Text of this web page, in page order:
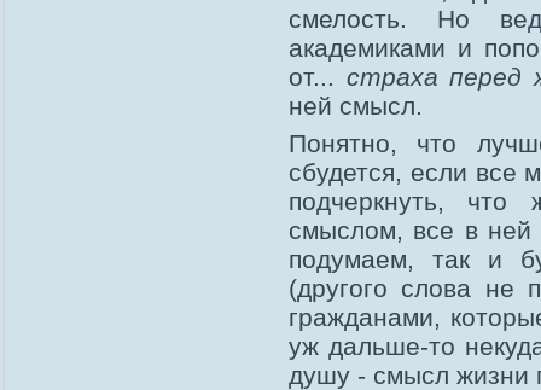
смелость. Но
академиками и
от... страха перед
ней смысл.
Понятно, что
сбудется, если все
подчеркнуть, что
смыслом, все в ней
подумаем, так и
(другого слова не
гражданами,
уж дальше-то
душу - смысл жизни